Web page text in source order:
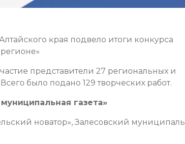
края подвело итоги конкурса
представители 27 региональных и
было подано 129 творческих работ.
газета»
новатор», Залесовский